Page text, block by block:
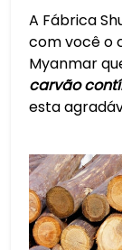
A Fábrica
com você o
Myanmar
carvão
esta